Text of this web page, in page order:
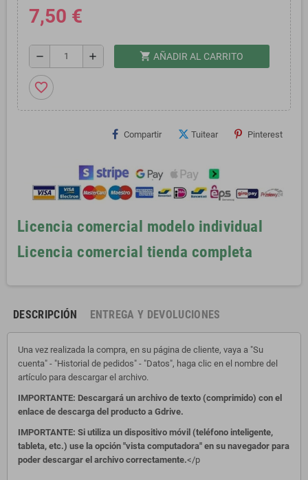
7,50 €
remove add shopping_cart AÑADIR AL CARRITO
favorite_border
Compartir Tuitear Pinterest
Licencia comercial modelo individual
Licencia comercial tienda completa
DESCRIPCIÓN ENTREGA Y DEVOLUCIONES
Una vez realizada la compra, en su página de cliente, vaya a "Su
cuenta" - "Historial de pedidos" - "Datos", haga clic en el nombre del
artículo para descargar el archivo.
IMPORTANTE: Descargará un archivo de texto (comprimido) con el
enlace de descarga del producto a Gdrive.
IMPORTANTE: Si utiliza un dispositivo móvil (teléfono inteligente,
tableta, etc.) use la opción "vista computadora" en su navegador para
poder descargar el archivo correctamente.</p